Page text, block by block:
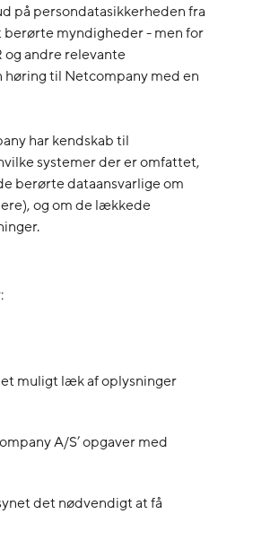
på persondatasikkerheden fra
myndigheder - men for
andre relevante
til Netcompany med en
har kendskab til
systemer der er omfattet,
berørte dataansvarlige om
og om de lækkede
muligt læk af oplysninger
A/S’ opgaver med
det nødvendigt at få